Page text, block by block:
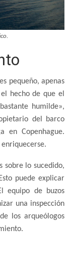
pequeño, apenas
hecho de que el
humilde»,
del barco
en Copenhague.
sobre lo sucedido,
puede explicar
equipo de buzos
una inspección
los arqueólogos